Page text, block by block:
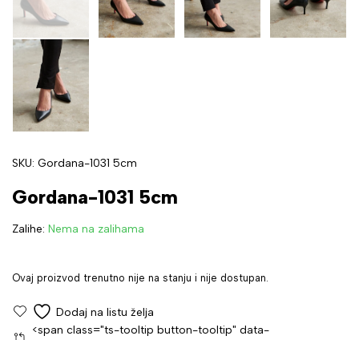
SKU: Gordana-1031 5cm
Gordana-1031 5cm
Zalihe: Nema na zalihama
Ovaj proizvod trenutno nije na stanju i nije dostupan.
<span class="ts-tooltip button-tooltip" data-